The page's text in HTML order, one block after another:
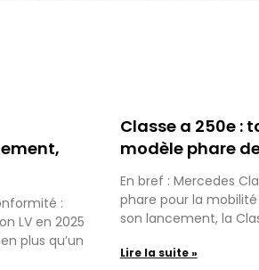
:
LV en 2025
plus qu’un
Classe a 250e :
modèle phare
En bref : Mercedes
phare pour la
son lancement, la
Lire la suite »